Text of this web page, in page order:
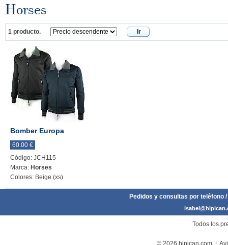
Horses
1 producto. Ir
Bomber Europa
60.00 €
Código: JCH115
Marca: Horses
Colores: Beige (xs)
Pedidos y consultas por teléfono
Todos los
© 2026 hipican.com |